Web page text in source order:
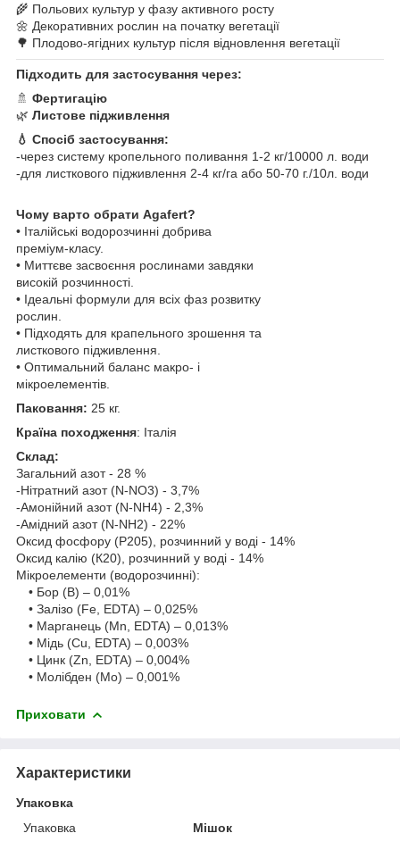
🌾 Польових культур у фазу активного росту
🌼 Декоративних рослин на початку вегетації
🌳 Плодово-ягідних культур після відновлення вегетації
Підходить для застосування через:
🚿 Фертигацію
🌿 Листове підживлення
💧 Спосіб застосування:
-через систему кропельного поливання 1-2 кг/10000 л. води
-для листкового підживлення 2-4 кг/га або 50-70 г./10л. води
Чому варто обрати Agafert?
• Італійські водорозчинні добрива
преміум-класу.
• Миттєве засвоєння рослинами завдяки
високій розчинності.
• Ідеальні формули для всіх фаз розвитку
рослин.
• Підходять для крапельного зрошення та
листкового підживлення.
• Оптимальний баланс макро- і
мікроелементів.
Паковання: 25 кг.
Країна походження: Італія
Склад:
Загальний азот - 28 %
-Нітратний азот (N-NO3) - 3,7%
-Амонійний азот (N-NH4) - 2,3%
-Амідний азот (N-NH2) - 22%
Оксид фосфору (Р205), розчинний у воді - 14%
Оксид калію (К20), розчинний у воді - 14%
Мікроелементи (водорозчинні):
• Бор (B) – 0,01%
• Залізо (Fe, EDTA) – 0,025%
• Марганець (Mn, EDTA) – 0,013%
• Мідь (Cu, EDTA) – 0,003%
• Цинк (Zn, EDTA) – 0,004%
• Молібден (Mo) – 0,001%
Приховати
Характеристики
Упаковка
Упаковка
Мішок